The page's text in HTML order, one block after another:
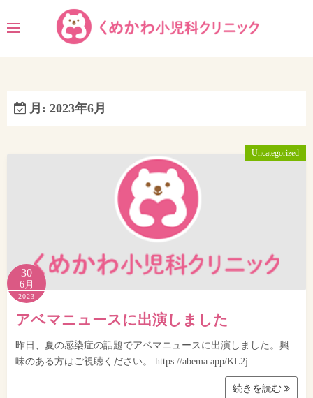
ン
月: 2023年6月
Uncategorized
30
6月
2023
アベマニュースに出演しました
昨日、夏の感染症の話題でアベマニュースに出演しました。興
味のある方はご視聴ください。 https://abema.app/KL2j…
続きを読む